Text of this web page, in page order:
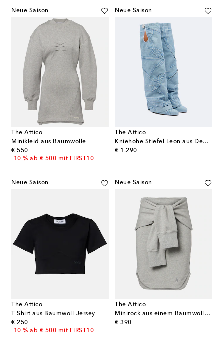
Neue Saison
The Attico
Minikleid aus Baumwolle
€ 550
original price
-10 % ab € 500 mit FIRST10
Neue Saison
The Attico
Kniehohe Stiefel Leon aus Denim
€ 1.290
original price
Neue Saison
The Attico
T-Shirt aus Baumwoll-Jersey
€ 250
original price
-10 % ab € 500 mit FIRST10
Neue Saison
The Attico
Minirock aus einem Baumwollgemisch
€ 390
original price